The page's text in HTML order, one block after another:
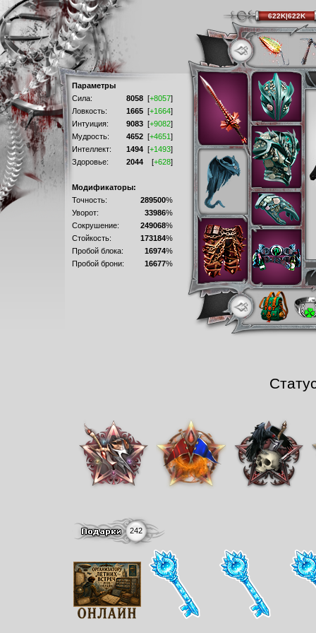
Параметры
Сила:
8058 [+8057]
Ловкость:
1665 [+1664]
Интуиция:
9083 [+9082]
Мудрость:
4652 [+4651]
Интеллект:
1494 [+1493]
Здоровье:
2044 [+628]
Модификаторы:
Точность:
289500%
Уворот:
33986%
Сокрушение:
249068%
Стойкость:
173184%
Пробой блока:
16974%
Пробой брони:
16677%
242
622K|622K